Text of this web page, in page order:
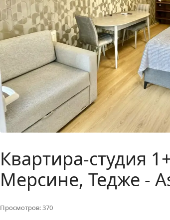
Квартира-студия
Мерсине, Тедже -
Просмотров: 370